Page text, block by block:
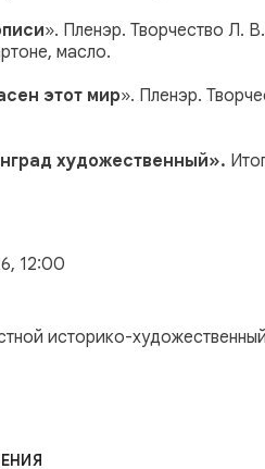
». Пленэр. Творчество Л.
масло.
этот мир». Пленэр.
художественный».
12:00
историко-